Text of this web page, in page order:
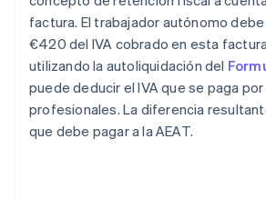
factura. El trabajador autónomo
€420 del IVA cobrado en esta factura
utilizando la autoliquidación del
puede deducir el IVA que se paga
profesionales. La diferencia
que debe pagar a la AEAT.